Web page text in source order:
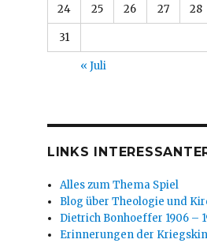
24 25 26 27 28
31
« Juli
LINKS
Alles zum Thema Spiel
Blog über Theologie und
Dietrich Bonhoeffer 1906 –
Erinnerungen der